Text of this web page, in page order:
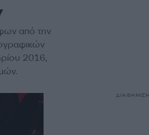
από την
2016,
ΔΙΑΦΗΜΙΣΗ